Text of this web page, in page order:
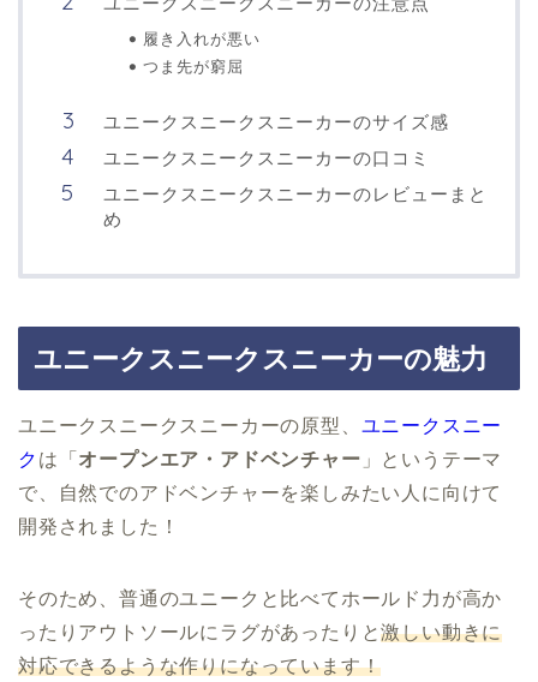
履き入れが悪い
つま先が窮屈
ユニークスニークスニーカーのサイズ感
ユニークスニークスニーカーの口コミ
ユニークスニークスニーカーのレビューまと
め
ユニークスニークスニーカーの魅力
ユニークスニークスニーカーの原型、 ユニークスニー
ク は「 オープンエア・アドベンチャー 」というテーマ
で、自然でのアドベンチャーを楽しみたい人に向けて
開発されました！
そのため、普通のユニークと比べてホールド力が高か
ったりアウトソールにラグがあったりと激しい動きに
対応できるような作りになっています！